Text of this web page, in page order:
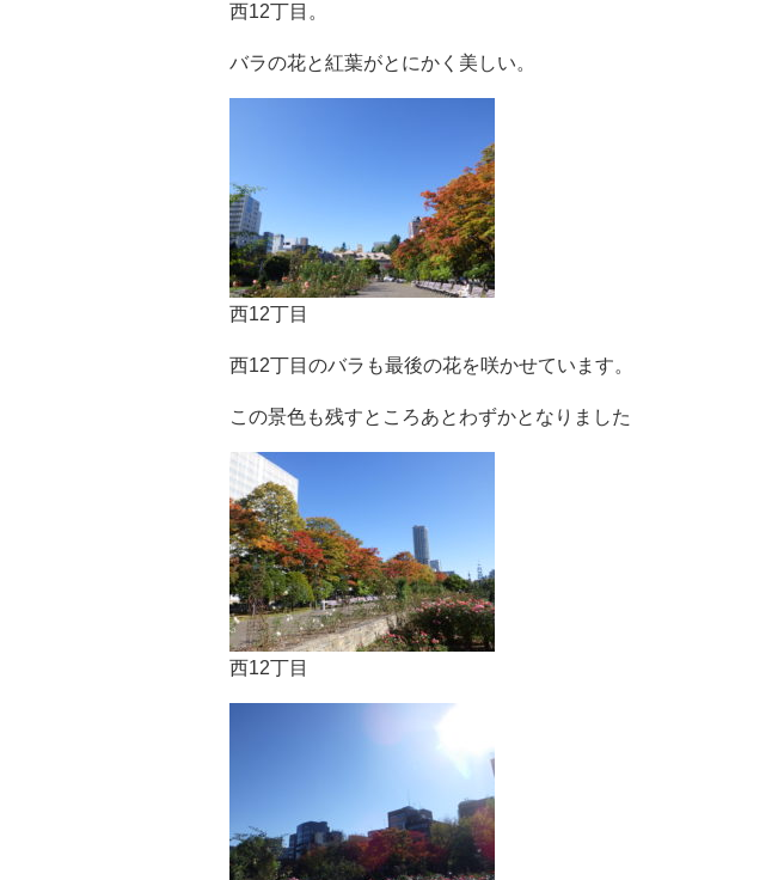
西12丁目。
バラの花と紅葉がとにかく美しい。
西12丁目
西12丁目のバラも最後の花を咲かせています。
この景色も残すところあとわずかとなりました
西12丁目